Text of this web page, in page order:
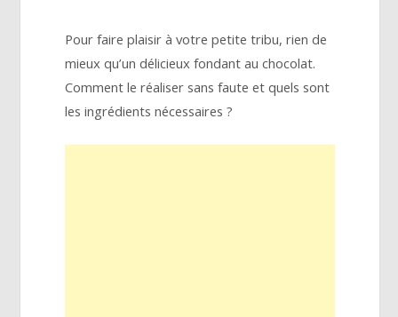
Pour faire plaisir à votre petite tribu, rien de
mieux qu’un délicieux fondant au chocolat.
Comment le réaliser sans faute et quels sont
les ingrédients nécessaires ?